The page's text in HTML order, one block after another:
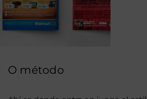
O método